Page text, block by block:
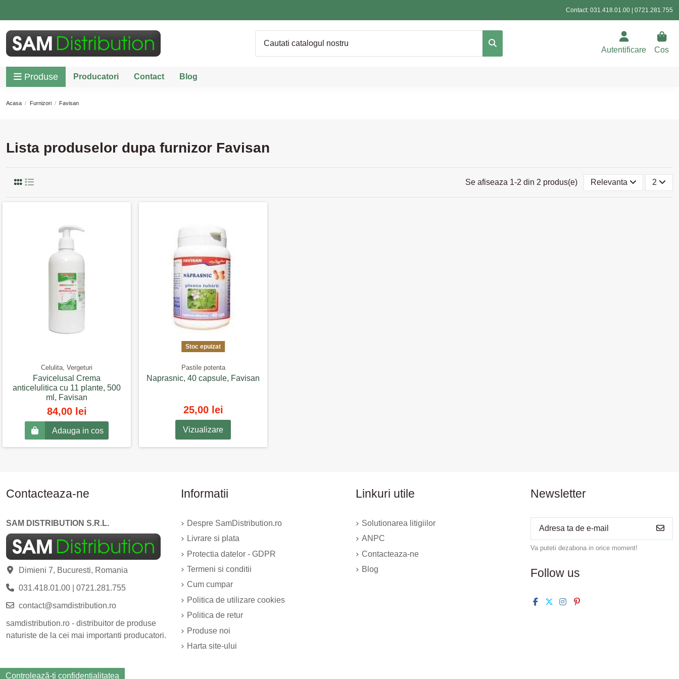
Contact: 031.418.01.00 0721.281.755
Autentificare Cos
Produse Producatori Contact Blog
Acasa Furnizori Favisan
Lista produselor dupa furnizor Favisan
Se afiseaza 1-2 din 2 produs(e) Relevanta 2
Celulita, Vergeturi
Favicelusal Crema
anticelulitica cu 11 plante, 500
ml, Favisan
84,00 lei
Adauga in cos
Stoc epuizat
Pastile potenta
Naprasnic, 40 capsule, Favisan
25,00 lei
Vizualizare
Contacteaza-ne
SAM DISTRIBUTION S.R.L.
Dimieni 7, Bucuresti, Romania
031.418.01.00| 0721.281.755
contact@samdistribution.ro
samdistribution.ro - distribuitor de produse
naturiste de la cei mai importanti producatori.
Informatii
Despre SamDistribution.ro
Livrare si plata
Protectia datelor - GDPR
Termeni si conditii
Cum cumpar
Politica de utilizare cookies
Politica de retur
Produse noi
Harta site-ului
Linkuri utile
Solutionarea litigiilor
ANPC
Contacteaza-ne
Blog
Newsletter
Va puteti dezabona in orice moment!
Follow us
Controlează-ți confidențialitatea